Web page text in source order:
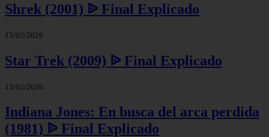
Shrek (2001) ᐉ Final Explicado
13/02/2026
Star Trek (2009) ᐉ Final Explicado
13/02/2026
Indiana Jones: En busca del arca perdida
(1981) ᐉ Final Explicado